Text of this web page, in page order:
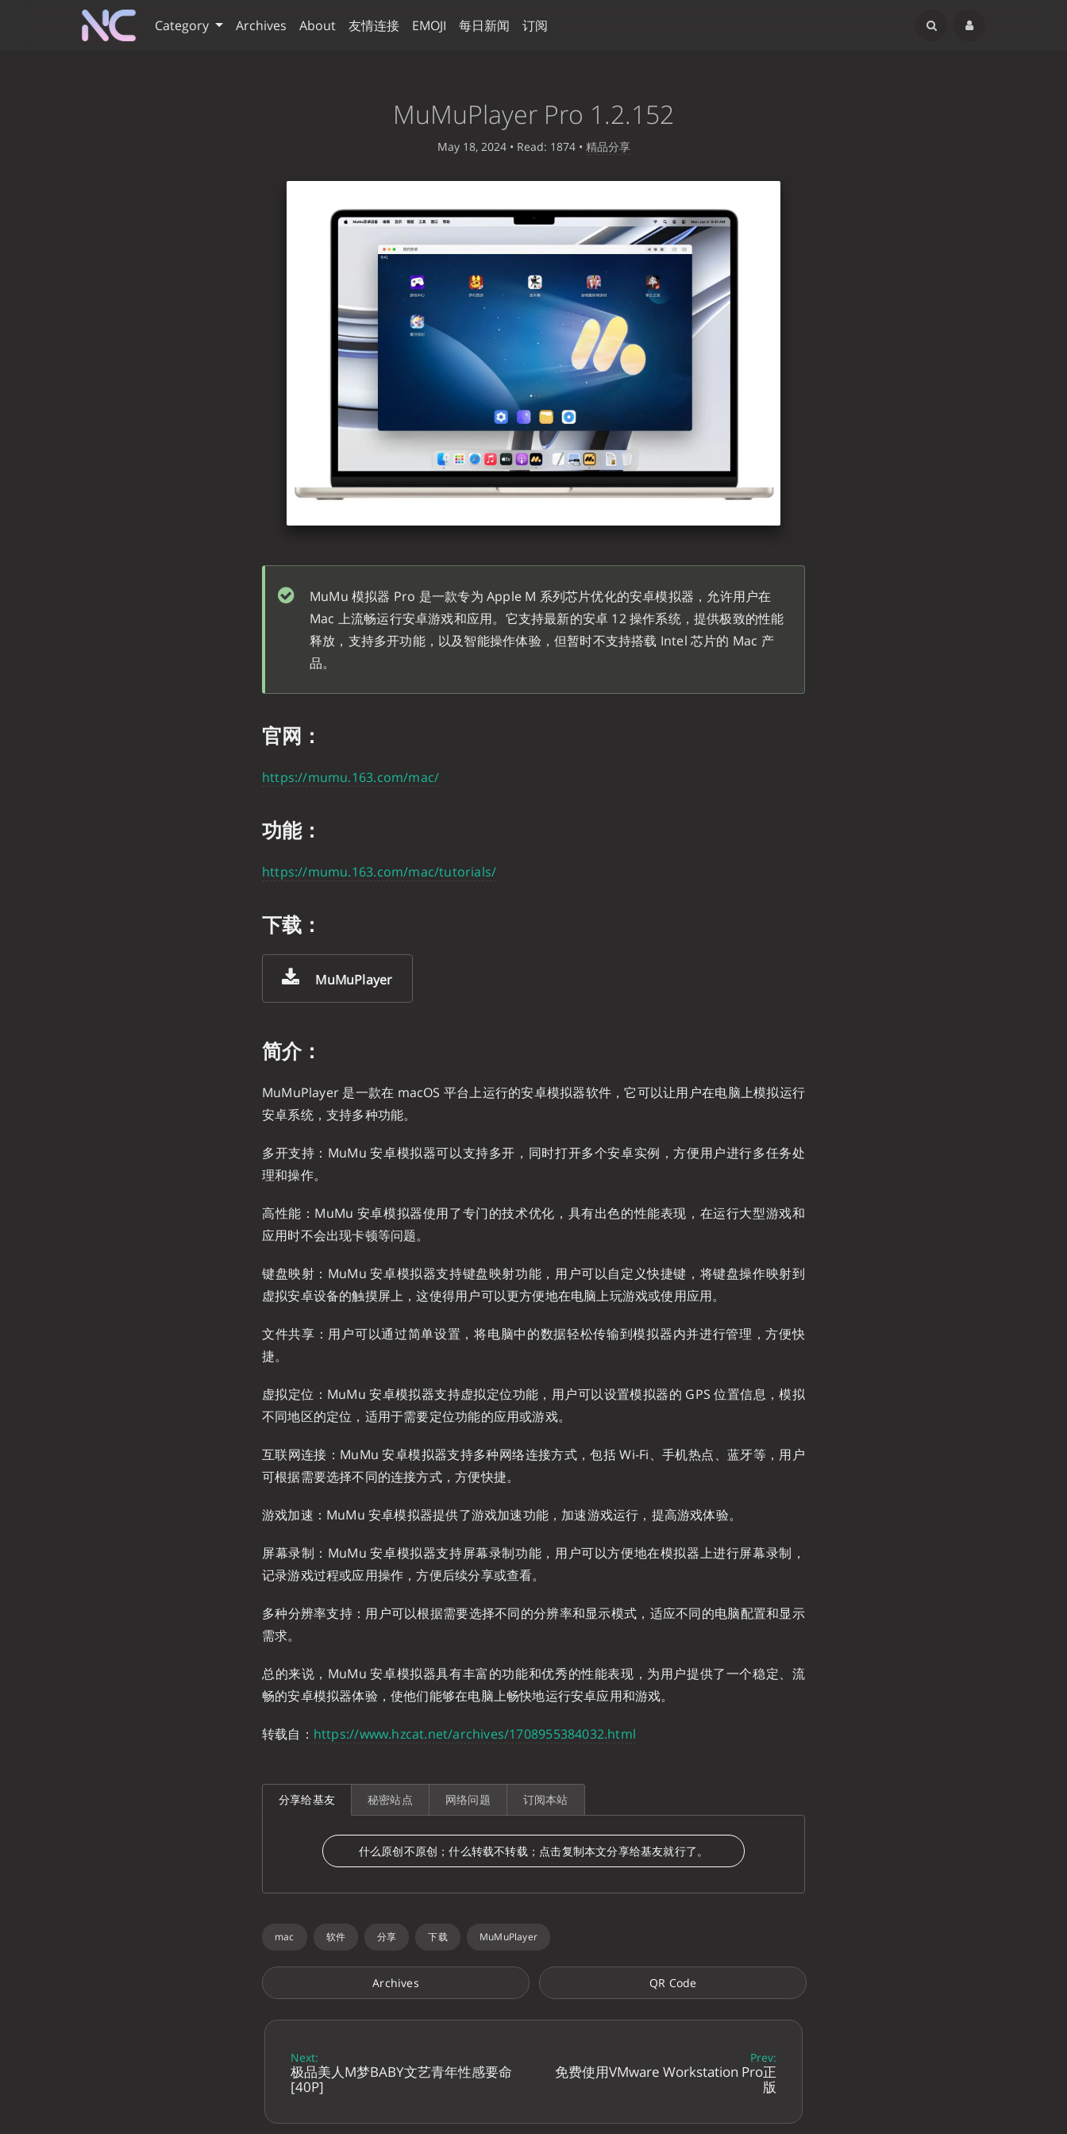
Category Archives About 友情连接 EMOJI 每日新闻 订阅
MuMuPlayer Pro 1.2.152
May 18, 2024 • Read: 1874 • 精品分享
MuMu 模拟器 Pro 是一款专为 Apple M 系列芯片优化的安卓模拟器，允许用户在
Mac 上流畅运行安卓游戏和应用。它支持最新的安卓 12 操作系统，提供极致的性能
释放，支持多开功能，以及智能操作体验，但暂时不支持搭载 Intel 芯片的 Mac 产
品。
官网：
https://mumu.163.com/mac/
功能：
https://mumu.163.com/mac/tutorials/
下载：
MuMuPlayer
简介：
MuMuPlayer 是一款在 macOS 平台上运行的安卓模拟器软件，它可以让用户在电脑上模拟运行
安卓系统，支持多种功能。
多开支持：MuMu 安卓模拟器可以支持多开，同时打开多个安卓实例，方便用户进行多任务处
理和操作。
高性能：MuMu 安卓模拟器使用了专门的技术优化，具有出色的性能表现，在运行大型游戏和
应用时不会出现卡顿等问题。
键盘映射：MuMu 安卓模拟器支持键盘映射功能，用户可以自定义快捷键，将键盘操作映射到
虚拟安卓设备的触摸屏上，这使得用户可以更方便地在电脑上玩游戏或使用应用。
文件共享：用户可以通过简单设置，将电脑中的数据轻松传输到模拟器内并进行管理，方便快
捷。
虚拟定位：MuMu 安卓模拟器支持虚拟定位功能，用户可以设置模拟器的 GPS 位置信息，模拟
不同地区的定位，适用于需要定位功能的应用或游戏。
互联网连接：MuMu 安卓模拟器支持多种网络连接方式，包括 Wi-Fi、手机热点、蓝牙等，用户
可根据需要选择不同的连接方式，方便快捷。
游戏加速：MuMu 安卓模拟器提供了游戏加速功能，加速游戏运行，提高游戏体验。
屏幕录制：MuMu 安卓模拟器支持屏幕录制功能，用户可以方便地在模拟器上进行屏幕录制，
记录游戏过程或应用操作，方便后续分享或查看。
多种分辨率支持：用户可以根据需要选择不同的分辨率和显示模式，适应不同的电脑配置和显示
需求。
总的来说，MuMu 安卓模拟器具有丰富的功能和优秀的性能表现，为用户提供了一个稳定、流
畅的安卓模拟器体验，使他们能够在电脑上畅快地运行安卓应用和游戏。
转载自： https://www.hzcat.net/archives/1708955384032.html
分享给基友 秘密站点 网络问题 订阅本站
什么原创不原创；什么转载不转载；点击复制本文分享给基友就行了。
mac 软件 分享 下载 MuMuPlayer
Archives QR Code
Next:
极品美人M梦BABY文艺青年性感要命
[40P]
Prev:
免费使用VMware Workstation Pro正
版